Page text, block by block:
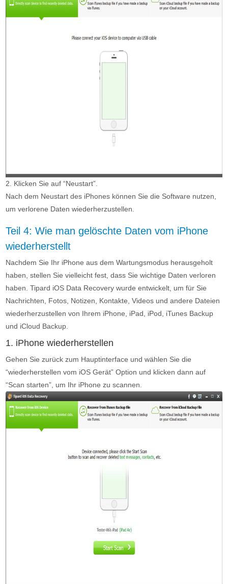
2. Klicken Sie auf “Neustart”.
Nach dem Neustart des iPhones können Sie die Software nutzen,
um verlorene Daten wiederherzustellen.
Teil 4: Wie man gelöschte Daten vom iPhone
wiederherstellt
Nachdem Sie Ihr iPhone aus dem Wartungsmodus herausgeholt
haben, stellen Sie vielleicht fest, dass Sie wichtige Daten verloren
haben. Tipard iOS Data Recovery wurde entwickelt, um für Sie
Nachrichten, Fotos, Notizen, Kontakte, Videos und andere Dateien
wiederherzustellen von Ihrem iPhone, iPad, iPod, iTunes Backup
und iCloud Backup.
1. iPhone wiederherstellen
Gehen Sie zurück zum Hauptinterface und wählen Sie die
“wiederherstellen vom iOS Gerät” Option und klicken dann auf
“Scan starten”, um Ihr iPhone zu scannen.